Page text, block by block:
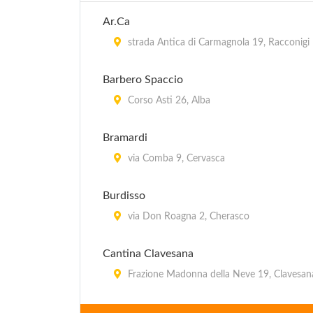
Ar.Ca
strada Antica di Carmagnola 19, Racconigi
Barbero Spaccio
Corso Asti 26, Alba
Bramardi
via Comba 9, Cervasca
Burdisso
via Don Roagna 2, Cherasco
Cantina Clavesana
Frazione Madonna della Neve 19,